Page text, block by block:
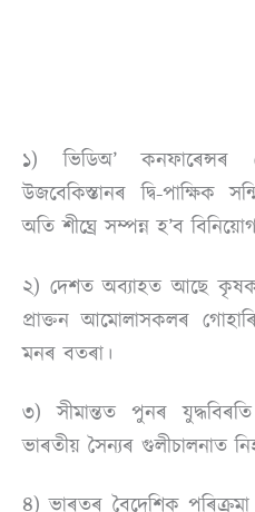
১) ভিডিঅ’
উজবেকিস্তানৰ দ্বি-পাক্ষিক
অতি শীঘ্ৰে সম্পন্ন হ’ব
২) দেশত অব্যাহত আছে
প্ৰাক্তন আমোলাসকলৰ
মনৰ বতৰা।
৩) সীমান্তত পুনৰ
ভাৰতীয় সৈন্যৰ গুলীচালনাত
৪) ভাৰতৰ বৈদেশিক